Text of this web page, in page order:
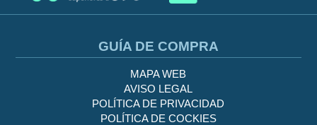
GUÍA DE COMPRA
MAPA WEB
AVISO LEGAL
POLÍTICA DE PRIVACIDAD
POLÍTICA DE COCKIES